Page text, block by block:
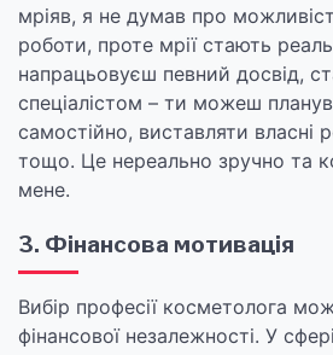
мріяв, я не думав про
роботи, проте мрії стають
напрацьовуєш певний досвід,
спеціалістом – ти можеш
самостійно, виставляти власні
тощо. Це нереально зручно та
мене.
3. Фінансова мотивація
Вибір професії косметолога
фінансової незалежності. У